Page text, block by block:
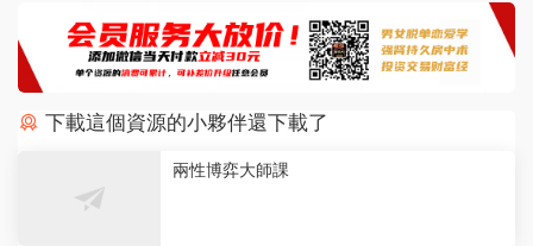
下載這個資源的小夥伴還下載了
兩性博弈大師課